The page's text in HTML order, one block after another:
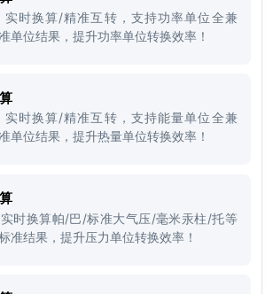
实时换算/精准互转，支持功率单位全兼
单位结果，提升功率单位转换效率！
实时换算/精准互转，支持能量单位全兼
单位结果，提升热量单位转换效率！
时换算帕/巴/标准大气压/毫米汞柱/托等
准结果，提升压力单位转换效率！